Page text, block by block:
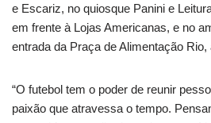
e Escariz, no quiosque Panini e
em frente à Lojas Americanas, e no
entrada da Praça de Alimentação Rio,
“O futebol tem o poder de reunir
paixão que atravessa o tempo.